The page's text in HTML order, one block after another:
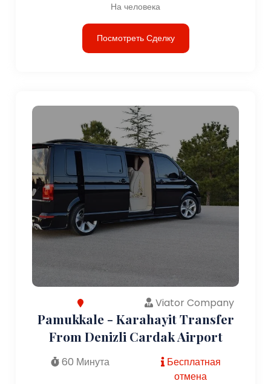
На человека
Посмотреть Сделку
Viator Company
Pamukkale - Karahayit Transfer
From Denizli Cardak Airport
60 Минута
Бесплатная
отмена